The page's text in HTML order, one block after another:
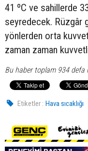
41 ºC ve sahillerde
seyredecek. Rüzgâr
yönlerden orta
zaman zaman
Bu haber toplam 934 defa
Etiketler : Hava sıcaklığı